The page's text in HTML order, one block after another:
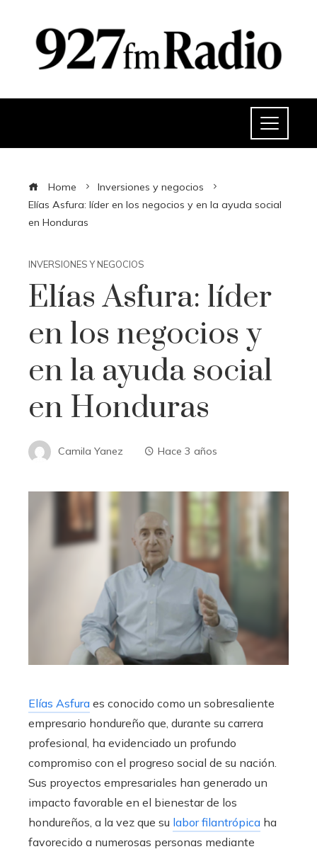
Home
Inversiones y negocios
Elías Asfura: líder en los negocios y en la ayuda social
en Honduras
INVERSIONES Y NEGOCIOS
Elías Asfura: líder
en los negocios y
en la ayuda social
en Honduras
Camila Yanez Hace 3 años
Elías Asfura es conocido como un sobresaliente
empresario hondureño que, durante su carrera
profesional, ha evidenciado un profundo
compromiso con el progreso social de su nación.
Sus proyectos empresariales han generado un
impacto favorable en el bienestar de los
hondureños, a la vez que su labor filantrópica ha
favorecido a numerosas personas mediante